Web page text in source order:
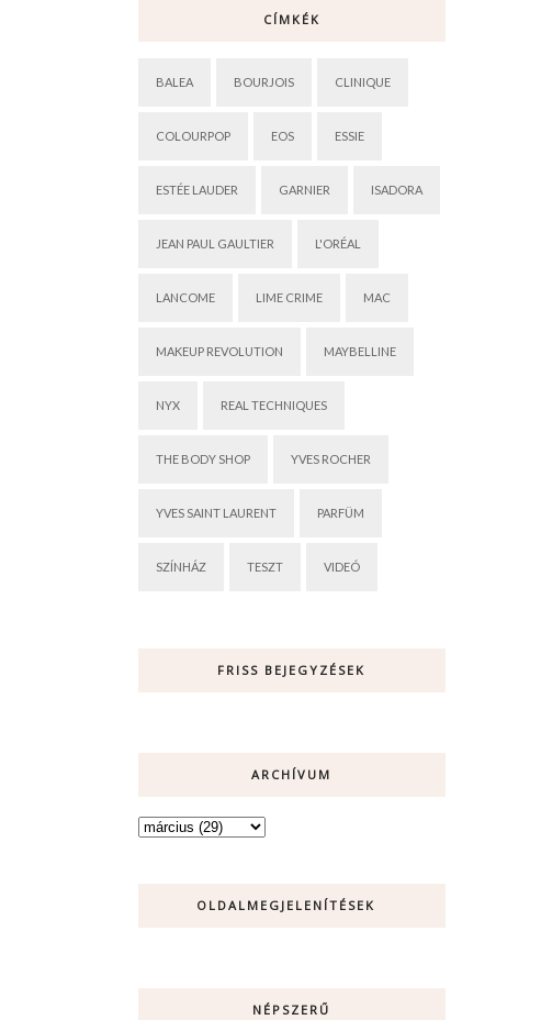
CÍMKÉK
BALEA BOURJOIS CLINIQUE
COLOURPOP EOS ESSIE
ESTÉE LAUDER GARNIER ISADORA
JEAN PAUL GAULTIER L'ORÉAL
LANCOME LIME CRIME MAC
MAKEUP REVOLUTION MAYBELLINE
NYX REAL TECHNIQUES
THE BODY SHOP YVES ROCHER
YVES SAINT LAURENT PARFÜM
SZÍNHÁZ TESZT VIDEÓ
FRISS BEJEGYZÉSEK
ARCHÍVUM
OLDALMEGJELENÍTÉSEK
NÉPSZERŰ